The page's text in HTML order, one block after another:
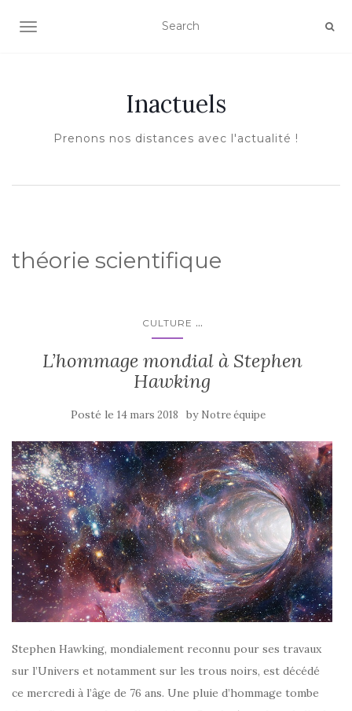
AFFICHER/MASQUER LA NAVIGATION
Inactuels
Prenons nos distances avec l'actualité !
théorie scientifique
CULTURE ...
L’hommage mondial à Stephen
Hawking
Posté le 14 mars 2018 by Notre équipe
Stephen Hawking, mondialement reconnu pour ses travaux
sur l’Univers et notamment sur les trous noirs, est décédé
ce mercredi à l’âge de 76 ans. Une pluie d’hommage tombe